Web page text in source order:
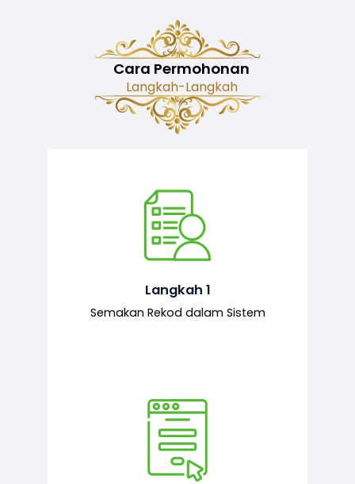
Cara Permohonan
Langkah-Langkah
Langkah 1
Semakan Rekod dalam Sistem
Semakan ke atas sejarah permohonan
yang pernah dibuat oleh pemohon,
Pemohon mengisi borang
permohonan bagi pendaftaran